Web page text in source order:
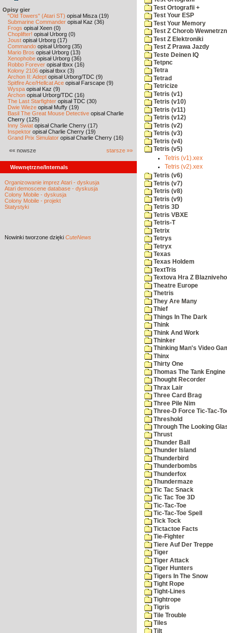
Opisy gier
"Old Towers" (Atari ST) opisał Misza (19)
Submarine Commander opisał Kaz (36)
Frogs opisał Xeen (0)
Choplifter! opisał Urborg (0)
Joust opisał Urborg (17)
Commando opisał Urborg (35)
Mario Bros opisał Urborg (13)
Xenophobe opisał Urborg (36)
Robbo Forever opisał tbxx (16)
Kolony 2106 opisał tbxx (3)
Archon II: Adept opisał Urborg/TDC (9)
Spitfire Ace/Hellcat Ace opisał Farscape (9)
Wyspa opisał Kaz (9)
Archon opisał Urborg/TDC (16)
The Last Starfighter opisał TDC (30)
Dwie Wieże opisał Muffy (19)
Basil The Great Mouse Detective opisał Charlie
Cherry (125)
Inny Świat opisał Charlie Cherry (17)
Inspektor opisał Charlie Cherry (19)
Grand Prix Simulator opisał Charlie Cherry (16)
«« nowsze starsze »»
Wewnętrzne/Internals
Organizowanie imprez Atari - dyskusja
Atari demoscene database - dyskusja
Colony Mobile - dyskusja
Colony Mobile - projekt
Statystyki
Nowinki tworzone dzięki CuteNews
Test Ortografii +
Test Your ESP
Test Your Memory
Test Z Chorob
Test Z Elektroniki
Test Z Prawa Jazdy
Teste Deinen IQ
Tetpnc
Tetra
Tetrad
Tetricize
Tetris (v1)
Tetris (v10)
Tetris (v11)
Tetris (v12)
Tetris (v2)
Tetris (v3)
Tetris (v4)
Tetris (v5)
Tetris (v1).xex
Tetris (v2).xex
Tetris (v6)
Tetris (v7)
Tetris (v8)
Tetris (v9)
Tetris 3D
Tetris VBXE
Tetris-T
Tetrix
Tetrys
Tetryx
Texas
Texas Holdem
TextTris
Textova Hra Z
Theatre Europe
Thetris
They Are Many
Thief
Things In The Dark
Think
Think And Work
Thinker
Thinking Man's Video
Thinx
Thirty One
Thomas The Tank Engine
Thought Recorder
Thrax Lair
Three Card Brag
Three Pile Nim
Three-D Force Tic-Tac-
Threshold
Through The Looking
Thrust
Thunder Ball
Thunder Island
Thunderbird
Thunderbombs
Thunderfox
Thundermaze
Tic Tac Snack
Tic Tac Toe 3D
Tic-Tac-Toe
Tic-Tac-Toe Spell
Tick Tock
Tictactoe Facts
Tie-Fighter
Tiere Auf Der Treppe
Tiger
Tiger Attack
Tiger Hunters
Tigers In The Snow
Tight Rope
Tight-Lines
Tightrope
Tigris
Tile Trouble
Tiles
Tilt